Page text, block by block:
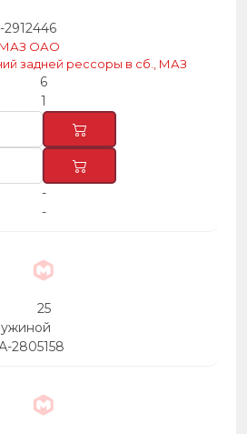
2912446
МАЗ ОАО
задней рессоры в сб., МАЗ
6
1
-
-
25
2805158